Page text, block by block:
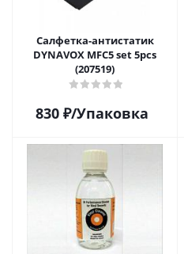
Салфетка-aнтистатик
DYNAVOX MFC5 set 5pcs
(207519)
830 ₽/Упаковка